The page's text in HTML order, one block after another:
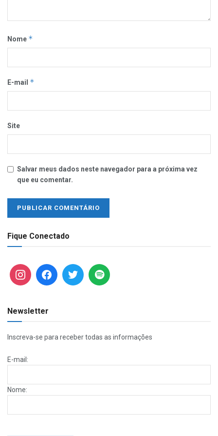
Nome *
E-mail *
Site
Salvar meus dados neste navegador para a próxima vez
que eu comentar.
Fique Conectado
Newsletter
Inscreva-se para receber todas as informações
E-mail:
Nome: